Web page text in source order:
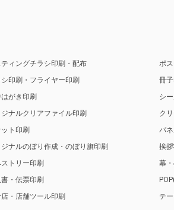
ィングチラシ印刷・配布
印刷・フライヤー印刷
がき印刷
ジナルクリアファイル印刷
ト印刷
ジナルのぼり作成・のぼり旗印刷
トリー印刷
・伝票印刷
・店舗ツール印刷
ポ
冊
シ
ク
パ
挨
幕
テ